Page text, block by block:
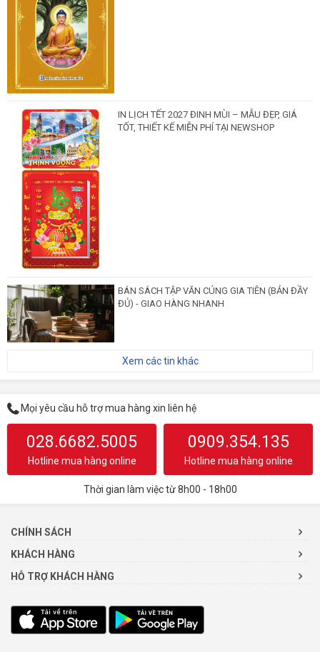
IN LỊCH TẾT 2027 ĐINH MÙI – MẪU ĐẸP, GIÁ
TỐT, THIẾT KẾ MIỄN PHÍ TẠI NEWSHOP
BÁN SÁCH TẬP VĂN CÚNG GIA TIÊN (BẢN ĐẦY
ĐỦ) - GIAO HÀNG NHANH
Xem các tin khác
Mọi yêu cầu hỗ trợ mua hàng xin liên hệ
028.6682.5005
Hotline mua hàng online
0909.354.135
Hotline mua hàng online
Thời gian làm việc từ 8h00 - 18h00
CHÍNH SÁCH
KHÁCH HÀNG
HỖ TRỢ KHÁCH HÀNG